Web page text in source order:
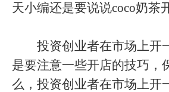
天小编还是要说说coco奶茶
投资创业者在市场上开
是要注意一些开店的技巧，
么，投资创业者在市场上开